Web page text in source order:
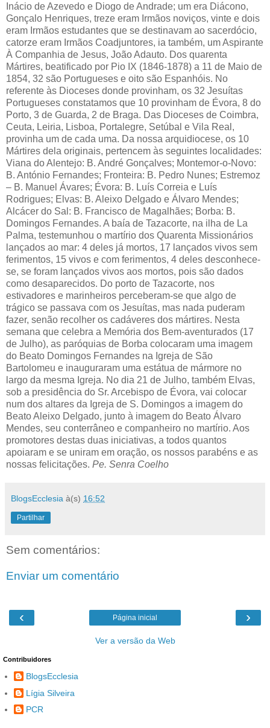
Inácio de Azevedo e Diogo de Andrade; um era Diácono,
Gonçalo Henriques, treze eram Irmãos noviços, vinte e dois
eram Irmãos estudantes que se destinavam ao sacerdócio,
catorze eram Irmãos Coadjuntores, ia também, um Aspirante
À Companhia de Jesus, João Adauto. Dos quarenta
Mártires, beatificado por Pio IX (1846-1878) a 11 de Maio de
1854, 32 são Portugueses e oito são Espanhóis. No
referente às Dioceses donde provinham, os 32 Jesuítas
Portugueses constatamos que 10 provinham de Évora, 8 do
Porto, 3 de Guarda, 2 de Braga. Das Dioceses de Coimbra,
Ceuta, Leiria, Lisboa, Portalegre, Setúbal e Vila Real,
provinha um de cada uma. Da nossa arquidiocese, os 10
Mártires dela originais, pertencem às seguintes localidades:
Viana do Alentejo: B. André Gonçalves; Montemor-o-Novo:
B. António Fernandes; Fronteira: B. Pedro Nunes; Estremoz
– B. Manuel Ávares; Évora: B. Luís Correia e Luís
Rodrigues; Elvas: B. Aleixo Delgado e Álvaro Mendes;
Alcácer do Sal: B. Francisco de Magalhães; Borba: B.
Domingos Fernandes. A baía de Tazacorte, na ilha de La
Palma, testemunhou o martírio dos Quarenta Missionários
lançados ao mar: 4 deles já mortos, 17 lançados vivos sem
ferimentos, 15 vivos e com ferimentos, 4 deles desconhece-
se, se foram lançados vivos aos mortos, pois são dados
como desaparecidos. Do porto de Tazacorte, nos
estivadores e marinheiros perceberam-se que algo de
trágico se passava com os Jesuítas, mas nada puderam
fazer, senão recolher os cadáveres dos mártires. Nesta
semana que celebra a Memória dos Bem-aventurados (17
de Julho), as paróquias de Borba colocaram uma imagem
do Beato Domingos Fernandes na Igreja de São
Bartolomeu e inauguraram uma estátua de mármore no
largo da mesma Igreja. No dia 21 de Julho, também Elvas,
sob a presidência do Sr. Arcebispo de Évora, vai colocar
num dos altares da Igreja de S. Domingos a imagem do
Beato Aleixo Delgado, junto à imagem do Beato Álvaro
Mendes, seu conterrâneo e companheiro no martírio. Aos
promotores destas duas iniciativas, a todos quantos
apoiaram e se uniram em oração, os nossos parabéns e as
nossas felicitações. Pe. Senra Coelho
BlogsEcclesia à(s) 16:52
Partilhar
Sem comentários:
Enviar um comentário
‹ ›
Página inicial
Ver a versão da Web
Contribuidores
BlogsEcclesia
Lígia Silveira
PCR